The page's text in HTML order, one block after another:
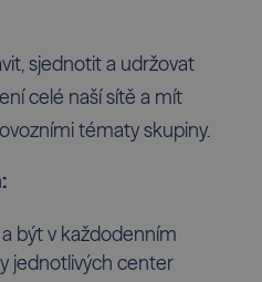
sjednotit a udržovat
celé naší sítě a mít
tématy skupiny.
být v každodenním
jednotlivých center